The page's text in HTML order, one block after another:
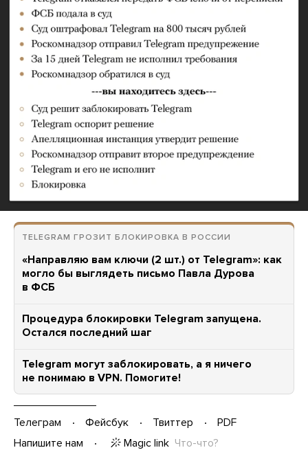
TELEGRAM ГРОЗИТ БЛОКИРОВКА В РОССИИ
«Направляю вам ключи (2 шт.) от Telegram»: как
могло бы выглядеть письмо Павла Дурова
в ФСБ
Процедура блокировки Telegram запущена.
Остался последний шаг
Telegram могут заблокировать, а я ничего
не понимаю в VPN. Помогите!
Телеграм Фейсбук Твиттер
PDF
Напишите нам
Magic link Что-что?